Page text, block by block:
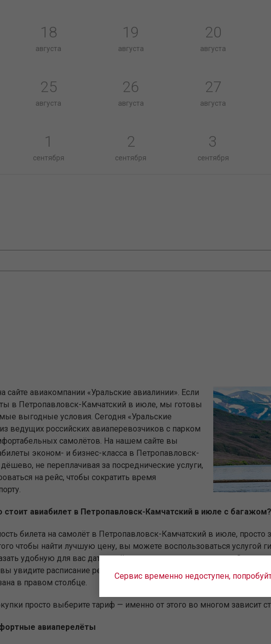
18
августа
19
августа
20
августа
25
августа
26
августа
27
августа
1
сентября
2
сентября
3
сентября
сайте авиакомпании «Уральские авиалинии». Если
в Петропавловск-Камчатский в июле, мы готовы
выгодные условия. Сегодня «Уральские
ведущих российских авиаперевозчиков с парком
самолётов. На нашем сайте вы
эконом- и бизнес-класса в Петропавловск-
не переплачивая за посреднические услуги,
на рейс, чтобы сократить время
стоит авиабилет в Петропавловск-Камчатский в июле с багажом?
билета на самолёт в Петропавловск-Камчатский в июле, просто
чтобы найти лучшую цену, вы можете воспользоваться услугой
удобную для вас дату полёта и количество пассажиров.
вы увидите расписание рейсов: прямых и с пересадками, и все
в правом столбце.
просто выберите тариф — именно от этого во многом зависит
авиаперелёты
Сервис временно недоступен,